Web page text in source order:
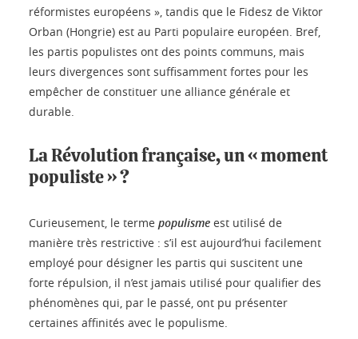
réformistes européens », tandis que le Fidesz de Viktor
Orban (Hongrie) est au Parti populaire européen. Bref,
les partis populistes ont des points communs, mais
leurs divergences sont suffisamment fortes pour les
empêcher de constituer une alliance générale et
durable.
La Révolution française, un « moment
populiste » ?
Curieusement, le terme populisme est utilisé de
manière très restrictive : s’il est aujourd’hui facilement
employé pour désigner les partis qui suscitent une
forte répulsion, il n’est jamais utilisé pour qualifier des
phénomènes qui, par le passé, ont pu présenter
certaines affinités avec le populisme.